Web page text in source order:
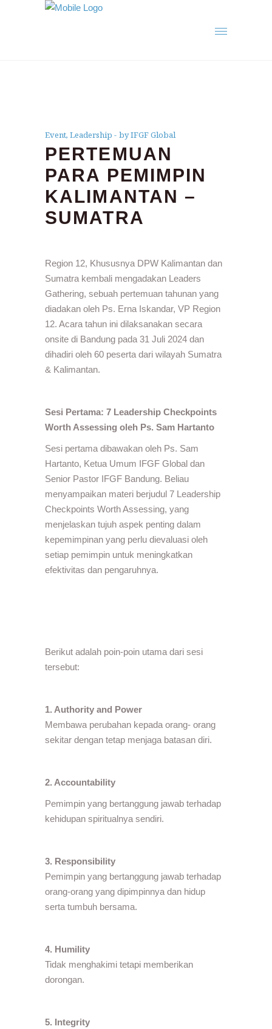
Event, Leadership by IFGF Global
PERTEMUAN
PARA PEMIMPIN
KALIMANTAN –
SUMATRA
Region 12, Khususnya DPW Kalimantan dan
Sumatra kembali mengadakan Leaders
Gathering, sebuah pertemuan tahunan yang
diadakan oleh Ps. Erna Iskandar, VP Region
12. Acara tahun ini dilaksanakan secara
onsite di Bandung pada 31 Juli 2024 dan
dihadiri oleh 60 peserta dari wilayah Sumatra
& Kalimantan.
Sesi Pertama: 7 Leadership Checkpoints
Worth Assessing oleh Ps. Sam Hartanto
Sesi pertama dibawakan oleh Ps. Sam
Hartanto, Ketua Umum IFGF Global dan
Senior Pastor IFGF Bandung. Beliau
menyampaikan materi berjudul 7 Leadership
Checkpoints Worth Assessing, yang
menjelaskan tujuh aspek penting dalam
kepemimpinan yang perlu dievaluasi oleh
setiap pemimpin untuk meningkatkan
efektivitas dan pengaruhnya.
Berikut adalah poin-poin utama dari sesi
tersebut:
1. Authority and Power
Membawa perubahan kepada orang- orang
sekitar dengan tetap menjaga batasan diri.
2. Accountability
Pemimpin yang bertanggung jawab terhadap
kehidupan spiritualnya sendiri.
3. Responsibility
Pemimpin yang bertanggung jawab terhadap
orang-orang yang dipimpinnya dan hidup
serta tumbuh bersama.
4. Humility
Tidak menghakimi tetapi memberikan
dorongan.
5. Integrity